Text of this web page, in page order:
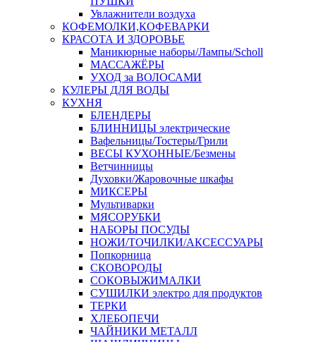
Увлажнители воздуха
КОФЕМОЛКИ,КОФЕВАРКИ
КРАСОТА И ЗДОРОВЬЕ
Маникюрные наборы/Лампы/Scholl
МАССАЖЁРЫ
УХОД за ВОЛОСАМИ
КУЛЕРЫ ДЛЯ ВОДЫ
КУХНЯ
БЛЕНДЕРЫ
БЛИННИЦЫ электрические
Вафельницы/Тостеры/Грили
ВЕСЫ КУХОННЫЕ/Безмены
Ветчинницы
Духовки/Жаровочные шкафы
МИКСЕРЫ
Мультиварки
МЯСОРУБКИ
НАБОРЫ ПОСУДЫ
НОЖИ/ТОЧИЛКИ/АКСЕССУАРЫ
Попкорница
СКОВОРОДЫ
СОКОВЫЖИМАЛКИ
СУШИЛКИ электро для продуктов
ТЕРКИ
ХЛЕБОПЕЧИ
ЧАЙНИКИ МЕТАЛЛ